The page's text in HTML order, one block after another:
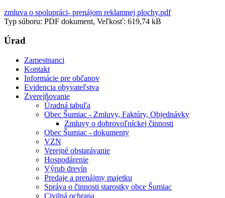
zmluva o spolupráci- prenájom reklamnej plochy.pdf
Typ súboru: PDF dokument, Veľkosť: 619,74 kB
Úrad
Zamestnanci
Kontakt
Informácie pre občanov
Evidencia obyvateľstva
Zverejňovanie
Úradná tabuľa
Obec Šumiac - Zmluvy, Faktúry, Objednávky
Zmluvy o dobrovoľníckej činnosti
Obec Šumiac - dokumenty
VZN
Verejné obstarávanie
Hospodárenie
Výrub drevín
Predaje a prenájmy majetku
Správa o činnosti starostky obce Šumiac
Civilná ochrana